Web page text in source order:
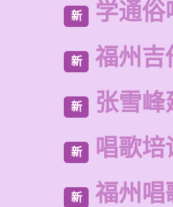
新 学通俗
新 福州吉
新 张雪峰
新 唱歌培
新 福州唱